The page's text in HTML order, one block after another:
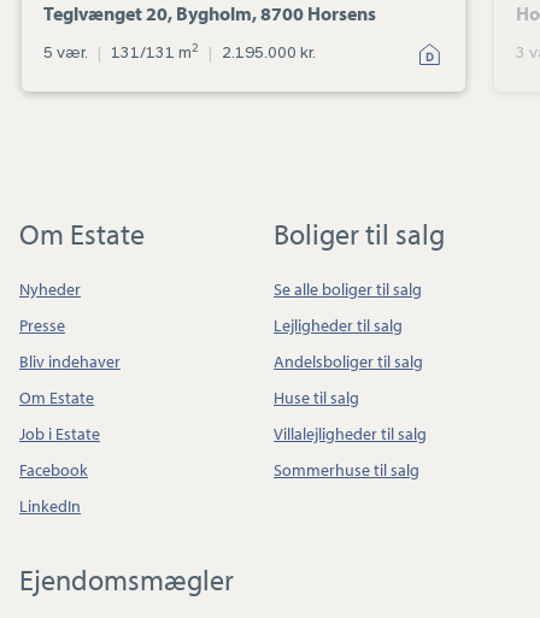
Teglvænget 20, Bygholm, 8700 Horsens
5 vær. | 131/131 m2 | 2.195.000 kr. 3
Om Estate
Nyheder
Presse
Bliv indehaver
Om Estate
Job i Estate
Facebook
LinkedIn
Boliger til salg
Se alle boliger til salg
Lejligheder til salg
Andelsboliger til salg
Huse til salg
Villalejligheder til salg
Sommerhuse til salg
Ejendomsmægler